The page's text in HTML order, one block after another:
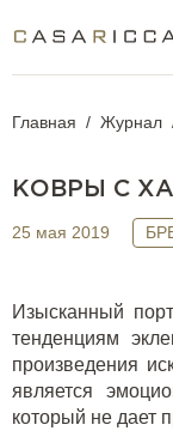
Главная Журнал
КОВРЫ С
25 мая 2019
Изысканный
тенденциям
произведения
является
который не дает